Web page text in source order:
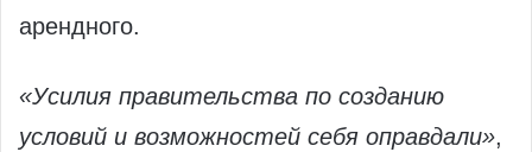
арендного.
«Усилия правительства по созданию
условий и возможностей себя оправдали»,